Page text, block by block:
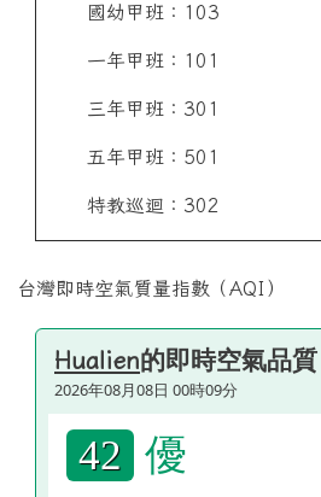
國幼甲班：103
一年甲班：101
三年甲班：301
五年甲班：501
特教巡迴：302
台灣即時空氣質量指數（AQI）
Hualien的即時空氣品質
2026年08月08日 00時09分
42 優